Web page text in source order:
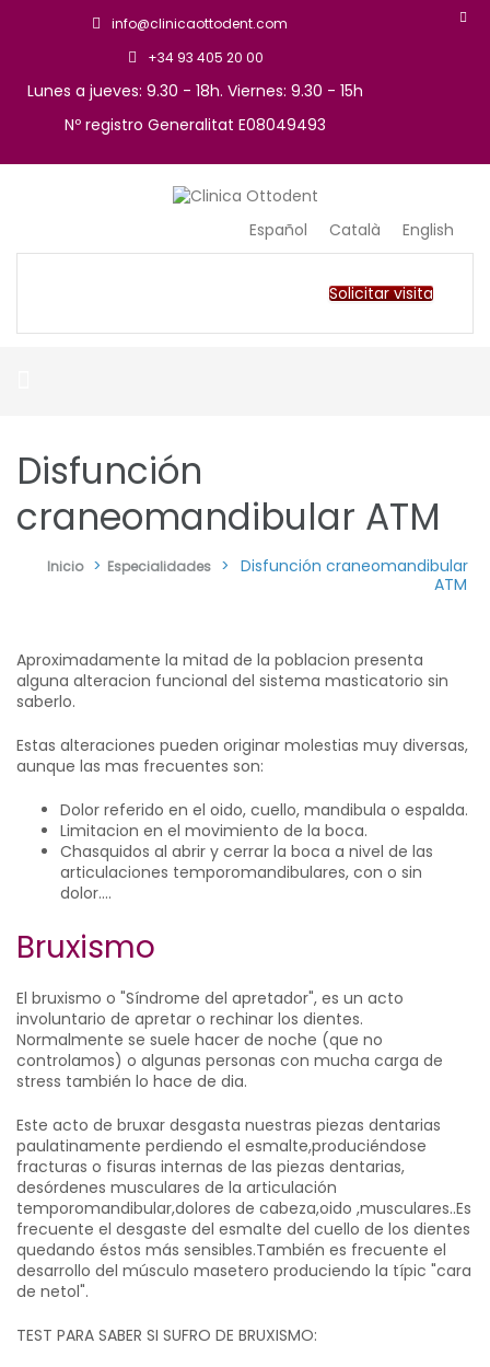
info@clinicaottodent.com
+34 93 405 20 00
Lunes a jueves: 9.30 - 18h. Viernes: 9.30 - 15h
Nº registro Generalitat E08049493
Clinica OttodentEspañol Català English
Solicitar visita
Disfunción
craneomandibular ATM
Inicio > Especialidades > Disfunción craneomandibular
ATM
Aproximadamente la mitad de la poblacion presenta
alguna alteracion funcional del sistema masticatorio sin
saberlo.
Estas alteraciones pueden originar molestias muy diversas,
aunque las mas frecuentes son:
Dolor referido en el oido, cuello, mandibula o espalda.
Limitacion en el movimiento de la boca.
Chasquidos al abrir y cerrar la boca a nivel de las
articulaciones temporomandibulares, con o sin
dolor....
Bruxismo
El bruxismo o "Síndrome del apretador", es un acto
involuntario de apretar o rechinar los dientes.
Normalmente se suele hacer de noche (que no
controlamos) o algunas personas con mucha carga de
stress también lo hace de dia.
Este acto de bruxar desgasta nuestras piezas dentarias
paulatinamente perdiendo el esmalte,produciéndose
fracturas o fisuras internas de las piezas dentarias,
desórdenes musculares de la articulación
temporomandibular,dolores de cabeza,oido ,musculares..Es
frecuente el desgaste del esmalte del cuello de los dientes
quedando éstos más sensibles.También es frecuente el
desarrollo del músculo masetero produciendo la típic "cara
de netol".
TEST PARA SABER SI SUFRO DE BRUXISMO: